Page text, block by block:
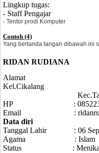
Lingkup tugas:
- Staff Pengajar
- Tentor prodi Komputer
Contoh (4)
Yang bertanda tangan dibawah ini
RIDAN RUDIANA
Alamat
Kel.Cikalang
HP
:
Email
:
Data diri
Tanggal Lahir
: 06
Agama
: Islam
Status
: